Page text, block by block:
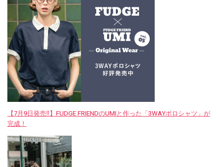
【7月9日発売‼︎】FUDGE FRIENDのUMIと作った「3WAYポロシャツ」が
完成！